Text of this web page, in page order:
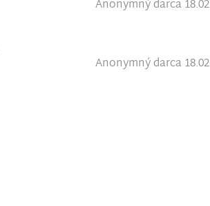
Anonymný darca
Anonymný darca